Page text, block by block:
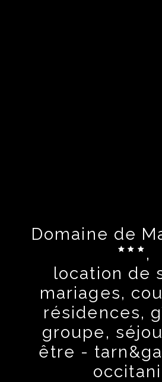
Domaine de
,
location de
mariages,
résidences,
groupe,
être -